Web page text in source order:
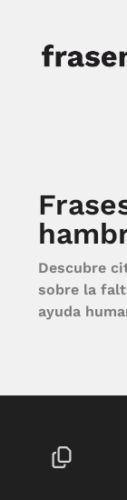
Descubre
sobre la
ayuda